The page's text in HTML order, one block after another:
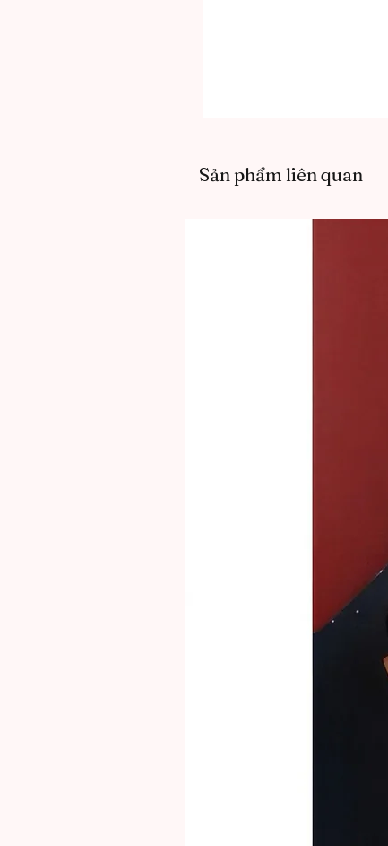
Sản phẩm liên quan